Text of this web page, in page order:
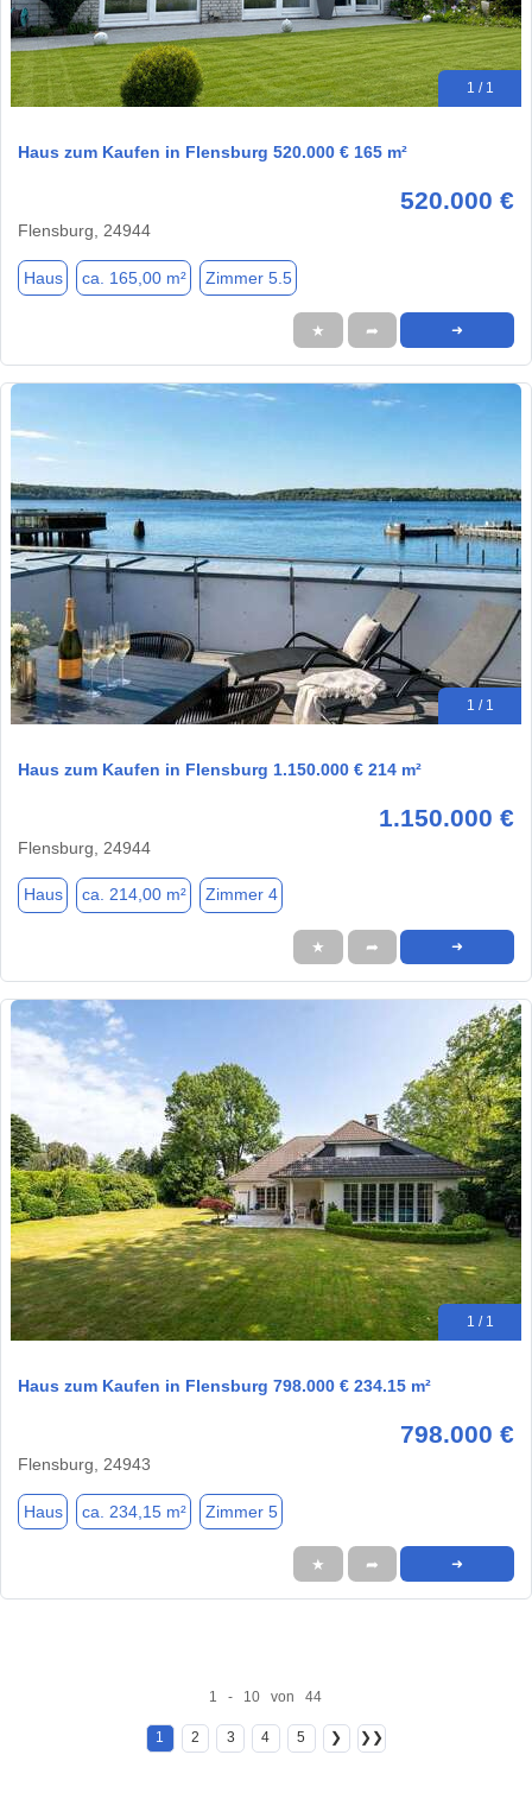
1 / 1
Haus zum Kaufen in Flensburg 520.000 € 165 m²
520.000 €
Flensburg, 24944
Haus ca. 165,00 m² Zimmer 5.5
★ ➦ ➜
1 / 1
Haus zum Kaufen in Flensburg 1.150.000 € 214 m²
1.150.000 €
Flensburg, 24944
Haus ca. 214,00 m² Zimmer 4
★ ➦ ➜
1 / 1
Haus zum Kaufen in Flensburg 798.000 € 234.15 m²
798.000 €
Flensburg, 24943
Haus ca. 234,15 m² Zimmer 5
★ ➦ ➜
1 - 10 von 44
1 2 3 4 5 ❯ ❯❯